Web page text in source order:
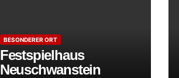
BESONDERER ORT
Festspielhaus
Neuschwanstein